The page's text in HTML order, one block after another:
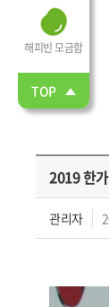
2019 한
관리자
해피빈 모금함
TOP